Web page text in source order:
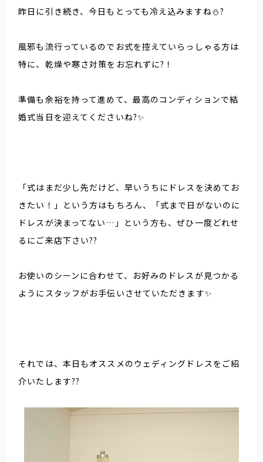
昨日に引き続き、今日もとっても冷え込みますね⛄️?
風邪も流行っているのでお式を控えていらっしゃる方は
特に、乾燥や寒さ対策をお忘れずに?！
準備も余裕を持って進めて、最高のコンディションで結
婚式当日を迎えてくださいね?✨
「式はまだ少し先だけど、早いうちにドレスを決めてお
きたい！」という方はもちろん、「式まで日がないのに
ドレスが決まってない…」という方も、ぜひ一度どれせ
るにご来店下さい??
お使いのシーンに合わせて、お好みのドレスが見つかる
ようにスタッフがお手伝いさせていただきます✨
それでは、本日もオススメのウェディングドレスをご紹
介いたします??